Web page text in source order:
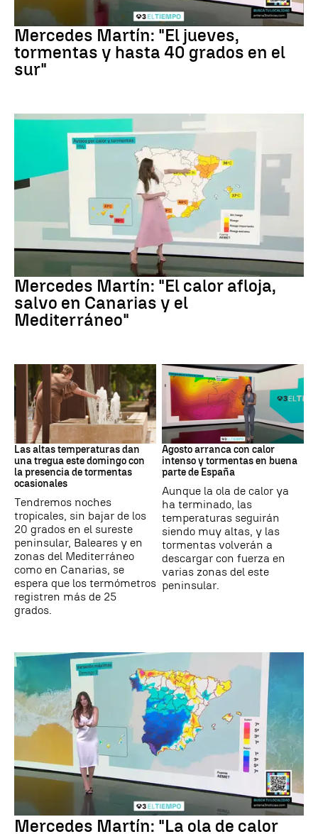
La Previsión
Mercedes Martín: "El jueves,
tormentas y hasta 40 grados en el
sur"
Mercedes Martín: "El calor afloja,
salvo en Canarias y el
Mediterráneo"
Tiempo
Las altas temperaturas dan
una tregua este domingo con
la presencia de tormentas
ocasionales
Tendremos noches
tropicales, sin bajar de los
20 grados en el sureste
peninsular, Baleares y en
zonas del Mediterráneo
como en Canarias, se
espera que los termómetros
registren más de 25
grados.
Tiempo
Agosto arranca con calor
intenso y tormentas en buena
parte de España
Aunque la ola de calor ya
ha terminado, las
temperaturas seguirán
siendo muy altas, y las
tormentas volverán a
descargar con fuerza en
varias zonas del este
peninsular.
Mercedes Martín: "La ola de calor